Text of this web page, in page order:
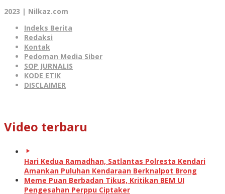
2023 | Nilkaz.com
Indeks Berita
Redaksi
Kontak
Pedoman Media Siber
SOP JURNALIS
KODE ETIK
DISCLAIMER
Video terbaru
Hari Kedua Ramadhan, Satlantas Polresta Kendari
Amankan Puluhan Kendaraan Berknalpot Brong
Meme Puan Berbadan Tikus, Kritikan BEM UI
Pengesahan Perppu Ciptaker